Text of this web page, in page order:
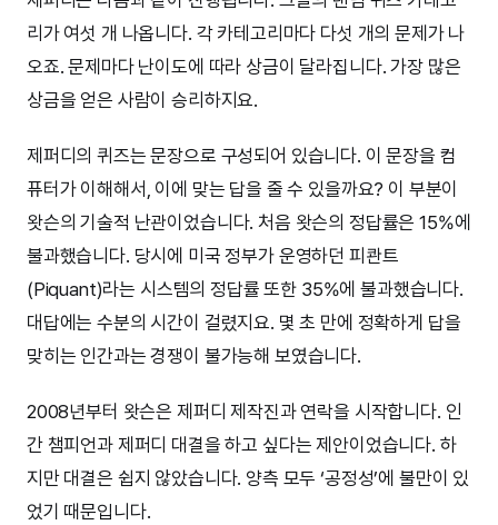
리가 여섯 개 나옵니다. 각 카테고리마다 다섯 개의 문제가 나
오죠. 문제마다 난이도에 따라 상금이 달라집니다. 가장 많은
상금을 얻은 사람이 승리하지요.
제퍼디의 퀴즈는 문장으로 구성되어 있습니다. 이 문장을 컴
퓨터가 이해해서, 이에 맞는 답을 줄 수 있을까요? 이 부분이
왓슨의 기술적 난관이었습니다. 처음 왓슨의 정답률은 15%에
불과했습니다. 당시에 미국 정부가 운영하던 피콴트
(Piquant)라는 시스템의 정답률 또한 35%에 불과했습니다.
대답에는 수분의 시간이 걸렸지요. 몇 초 만에 정확하게 답을
맞히는 인간과는 경쟁이 불가능해 보였습니다.
2008년부터 왓슨은 제퍼디 제작진과 연락을 시작합니다. 인
간 챔피언과 제퍼디 대결을 하고 싶다는 제안이었습니다. 하
지만 대결은 쉽지 않았습니다. 양측 모두 ‘공정성’에 불만이 있
었기 때문입니다.